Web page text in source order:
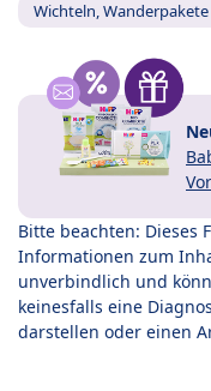
Wichteln,
Bitte beachten: Dieses
Informationen zum
unverbindlich und
keinesfalls eine
darstellen oder einen